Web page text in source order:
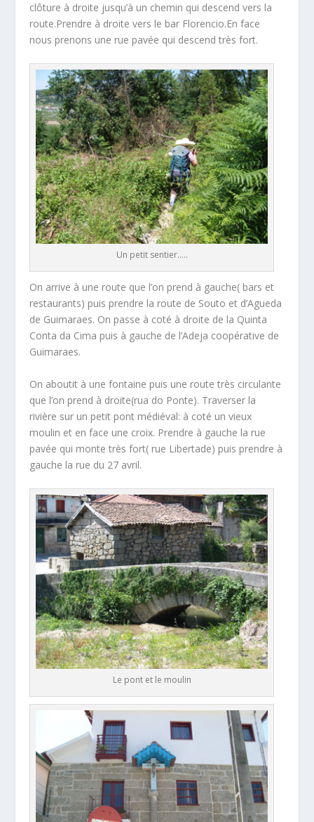
clôture à droite jusqu’à un chemin qui descend vers la
route.Prendre à droite vers le bar Florencio.En face
nous prenons une rue pavée qui descend très fort.
Un petit sentier…..
On arrive à une route que l’on prend à gauche( bars et
restaurants) puis prendre la route de Souto et d’Agueda
de Guimaraes. On passe à coté à droite de la Quinta
Conta da Cima puis à gauche de l’Adeja coopérative de
Guimaraes.
On aboutit à une fontaine puis une route très circulante
que l’on prend à droite(rua do Ponte). Traverser la
rivière sur un petit pont médiéval: à coté un vieux
moulin et en face une croix. Prendre à gauche la rue
pavée qui monte très fort( rue Libertade) puis prendre à
gauche la rue du 27 avril.
Le pont et le moulin